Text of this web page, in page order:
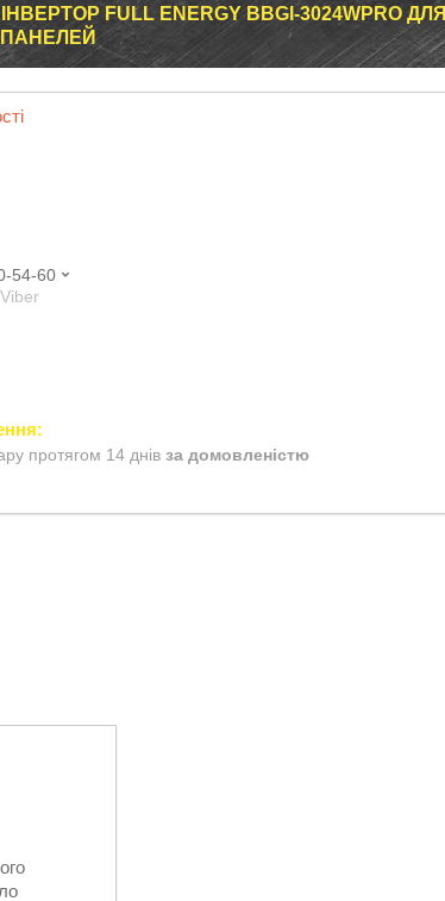
FULL ENERGY BBGI-3024WPRO ДЛЯ
54-60
протягом 14 днів за домовленістю